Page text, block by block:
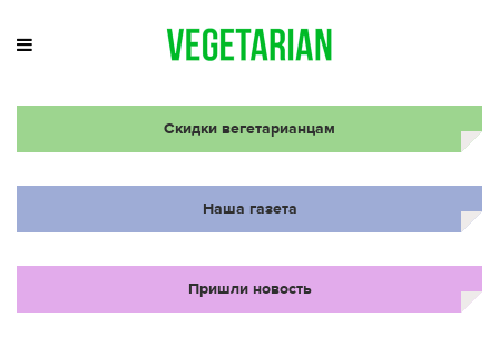
Скидки вегетарианцам
Наша газета
Пришли новость